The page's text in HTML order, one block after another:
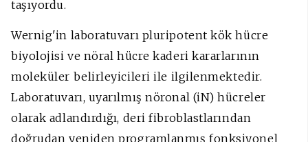
taşıyordu.
Wernig'in laboratuvarı pluripotent kök hücre
biyolojisi ve nöral hücre kaderi kararlarının
moleküler belirleyicileri ile ilgilenmektedir.
Laboratuvarı, uyarılmış nöronal (iN) hücreler
olarak adlandırdığı, deri fibroblastlarından
doğrudan yeniden programlanmış fonksiyonel